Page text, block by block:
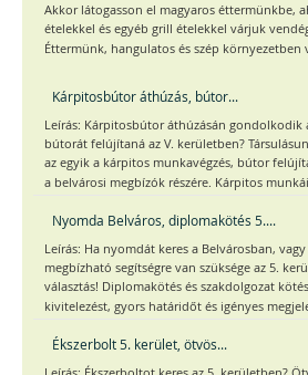
Akkor látogasson el magyaros éttermünkbe,
ételekkel és egyéb grill ételekkel várjuk
Éttermünk, hangulatos és szép környezetben
Kárpitosbútor áthúzás, bútor...
Leírás: Kárpitosbútor áthúzásán gondolkodik
bútorát felújítaná az V. kerületben?
az egyik a kárpitos munkavégzés, bútor
a belvárosi megbízók részére. Kárpitos
Nyomda Belváros, diplomakötés 5....
Leírás: Ha nyomdát keres a Belvárosban,
megbízható segítségre van szüksége az 5.
választás! Diplomakötés és szakdolgozat
kivitelezést, gyors határidőt és igényes
Ékszerbolt 5. kerület, ötvös...